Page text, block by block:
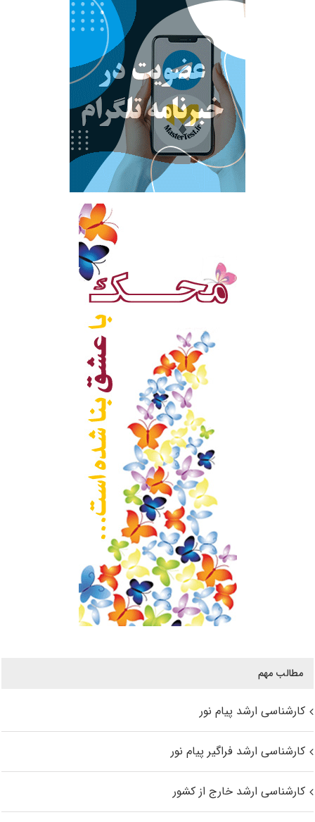
مطالب مهم
کارشناسی ارشد پیام نور
کارشناسی ارشد فراگیر پیام نور
کارشناسی ارشد خارج از کشور